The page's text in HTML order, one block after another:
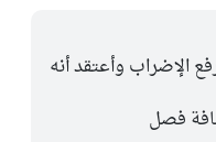
وأعتقد أنه
فصل